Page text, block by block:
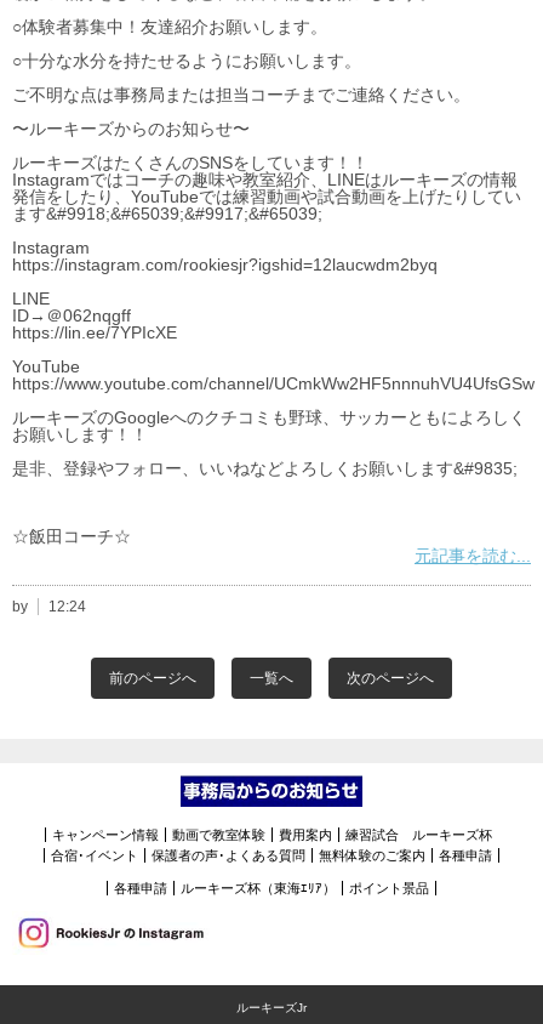
○体験者募集中！友達紹介お願いします。
○十分な水分を持たせるようにお願いします。
ご不明な点は事務局または担当コーチまでご連絡ください。
〜ルーキーズからのお知らせ〜
ルーキーズはたくさんのSNSをしています！！
Instagramではコーチの趣味や教室紹介、LINEはルーキーズの情報
発信をしたり、YouTubeでは練習動画や試合動画を上げたりしてい
ます&#9918;&#65039;&#9917;&#65039;
Instagram
https://instagram.com/rookiesjr?igshid=12laucwdm2byq
LINE
ID→＠062nqgff
https://lin.ee/7YPIcXE
YouTube
https://www.youtube.com/channel/UCmkWw2HF5nnnuhVU4UfsGSw
ルーキーズのGoogleへのクチコミも野球、サッカーともによろしく
お願いします！！
是非、登録やフォロー、いいねなどよろしくお願いします&#9835;
☆飯田コーチ☆
元記事を読む...
by 12:24
前のページへ 一覧へ 次のページへ
キャンペーン情報 動画で教室体験 費用案内
練習試合 ルーキーズ杯
合宿･イベント
保護者の声･よくある質問 無料体験のご案内 各種申請
各種申請 ルーキーズ杯（東海ｴﾘｱ） ポイント景品
ルーキーズJr